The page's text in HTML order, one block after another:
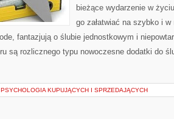
bieżące wydarzenie w
go załatwiać na szybko i
fantazjują o ślubie jednostkowym i
są rozlicznego typu nowoczesne dodatki do
PSYCHOLOGIA KUPUJĄCYCH I SPRZEDAJĄCYCH